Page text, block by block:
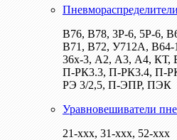
Пневмораспределители
В76, В78, 3Р-6, 5Р-6,
В71, В72, У712А,
36х-3, А2, А3, А4, КТ,
П-РК3.3, П-РК3.4, П-
РЭ 3/2,5, П-ЭПР, ПЭК
Уравновешиватели
21-ххх, 31-ххх, 52-ххх